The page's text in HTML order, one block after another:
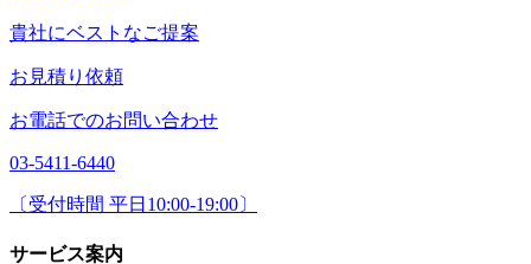
貴社にベストなご提案
お見積り依頼
お電話でのお問い合わせ
03-5411-6440
〔受付時間 平日10:00-19:00〕
サービス案内